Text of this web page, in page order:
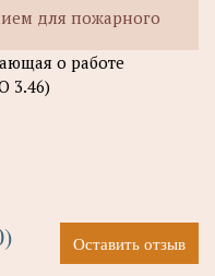
для пожарного
о работе
3.46)
Оставить отзыв